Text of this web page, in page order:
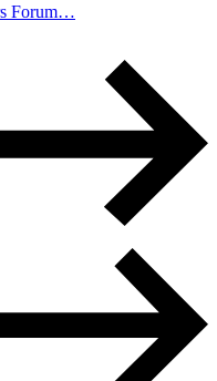
Forum…